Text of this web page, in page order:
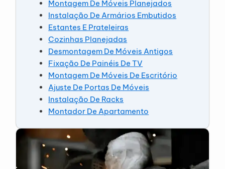
Montagem De Móveis Planejados
Instalação De Armários Embutidos
Estantes E Prateleiras
Cozinhas Planejadas
Desmontagem De Móveis Antigos
Fixação De Painéis De TV
Montagem De Móveis De Escritório
Ajuste De Portas De Móveis
Instalação De Racks
Montador De Apartamento